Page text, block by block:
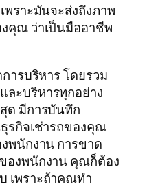
พราะมันจะส่งถึงภาพ
คุณ ว่าเป็นมืออาชีพ
การบริหาร โดยรวม
ะบริหารทุกอย่าง
ด มีการบันทึก
รกิจเช่ารถของคุณ
พนักงาน การขาด
องพนักงาน คุณก็ต้อง
เพราะถ้าคุณทำ